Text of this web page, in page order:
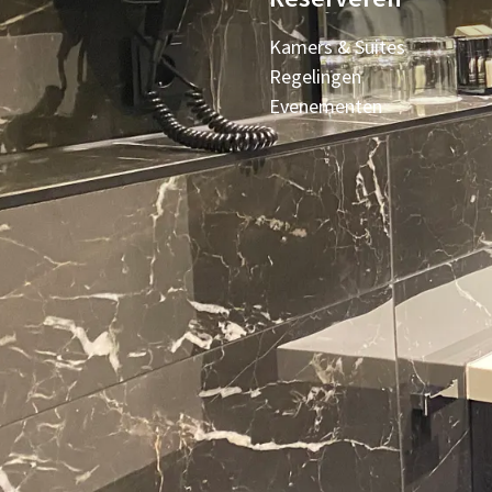
Kamers & Suites
Regelingen
Evenementen